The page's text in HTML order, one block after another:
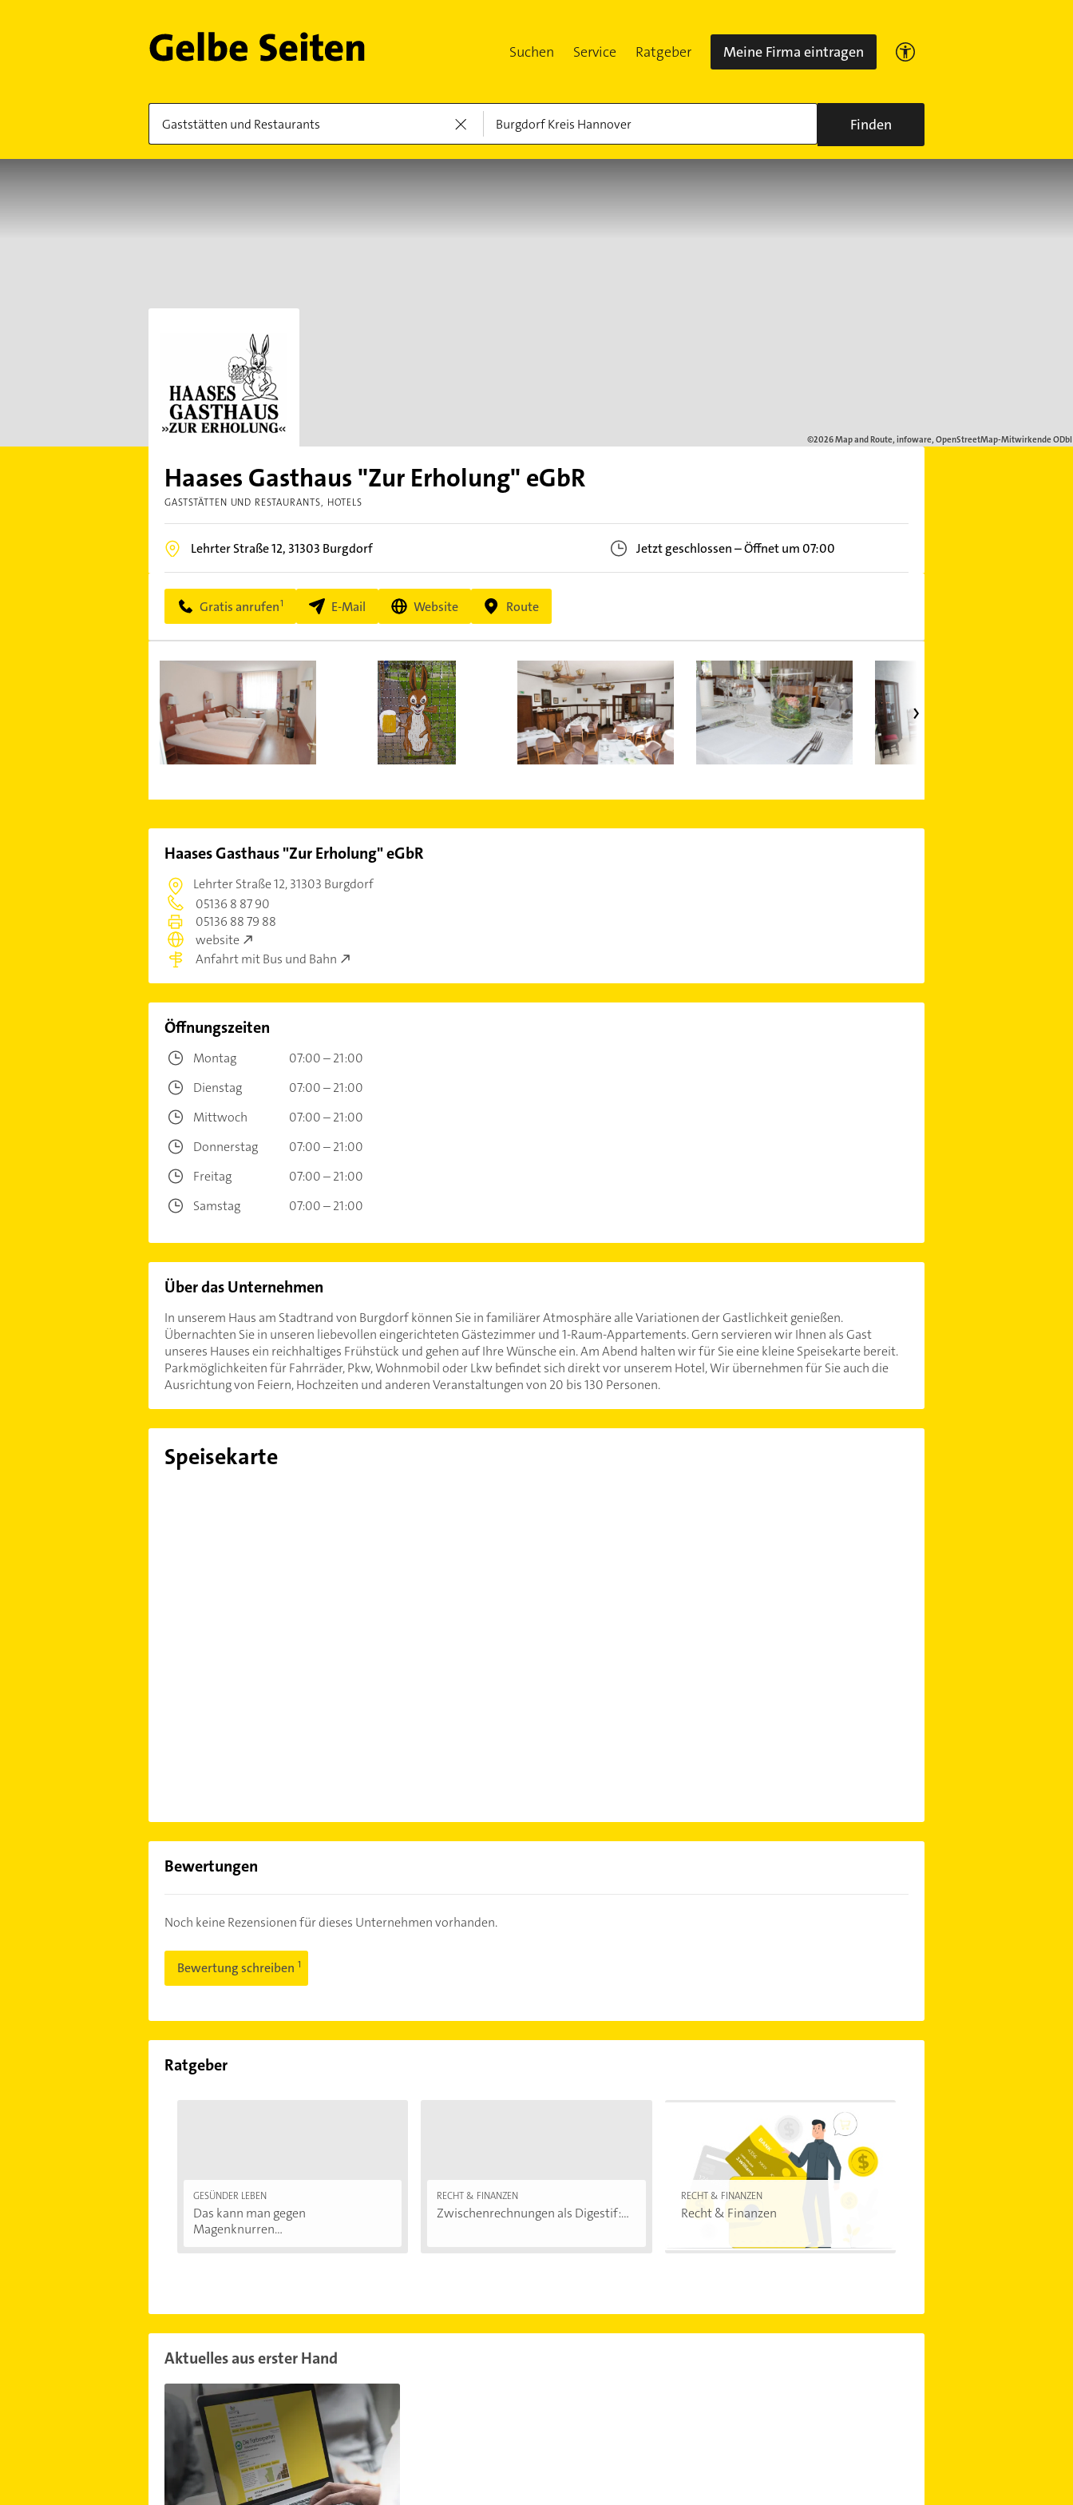
Suchen Service Ratgeber Meine Firma eintragen
Finden
Haases Gasthaus "Zur Erholung" eGbR
GASTSTÄTTEN UND RESTAURANTS HOTELS
Lehrter Straße 12, 31303 Burgdorf Jetzt geschlossen–Öffnet um 07:00
Gratis anrufen E-Mail Website Route
Haases Gasthaus "Zur Erholung" eGbR
Lehrter Straße 12,31303 Burgdorf
05136 8 87 90
05136 88 79 88
website
Anfahrt mit Bus und Bahn
Öffnungszeiten
Montag
07:00 – 21:00
Dienstag
07:00 – 21:00
Mittwoch
07:00 – 21:00
Donnerstag
07:00 – 21:00
Freitag
07:00 – 21:00
Samstag
07:00 – 21:00
Über das Unternehmen
In unserem Haus am Stadtrand von Burgdorf können Sie in familiärer Atmosphäre alle Variationen der Gastlichkeit genießen.
Übernachten Sie in unseren liebevollen eingerichteten Gästezimmer und 1-Raum-Appartements. Gern servieren wir Ihnen als Gast
unseres Hauses ein reichhaltiges Frühstück und gehen auf Ihre Wünsche ein. Am Abend halten wir für Sie eine kleine Speisekarte bereit.
Parkmöglichkeiten für Fahrräder, Pkw, Wohnmobil oder Lkw befindet sich direkt vor unserem Hotel, Wir übernehmen für Sie auch die
Ausrichtung von Feiern, Hochzeiten und anderen Veranstaltungen von 20 bis 130 Personen.
Speisekarte
Bewertungen
Noch keine Rezensionen für dieses Unternehmen vorhanden.
Bewertung schreiben
Ratgeber
GESÜNDER LEBEN
Das kann man gegen
Magenknurren...
RECHT & FINANZEN
Zwischenrechnungen als Digestif:...
RECHT & FINANZEN
Recht & Finanzen
Aktuelles aus erster Hand